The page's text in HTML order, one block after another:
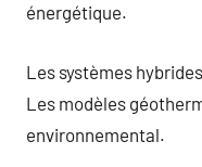
énergétique.
Les systèmes
Les modèles
environnemental.